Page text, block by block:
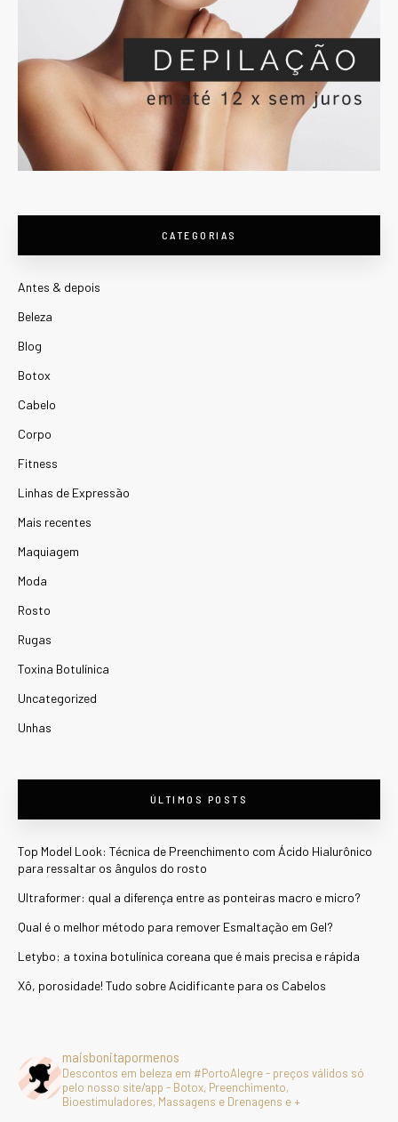
CATEGORIAS
Antes & depois
Beleza
Blog
Botox
Cabelo
Corpo
Fitness
Linhas de Expressão
Mais recentes
Maquiagem
Moda
Rosto
Rugas
Toxina Botulínica
Uncategorized
Unhas
ÚLTIMOS POSTS
Top Model Look: Técnica de Preenchimento com Ácido Hialurônico
para ressaltar os ângulos do rosto
Ultraformer: qual a diferença entre as ponteiras macro e micro?
Qual é o melhor método para remover Esmaltação em Gel?
Letybo: a toxina botulínica coreana que é mais precisa e rápida
Xô, porosidade! Tudo sobre Acidificante para os Cabelos
maisbonitapormenos
Descontos em beleza em #PortoAlegre - preços válidos só
pelo nosso site/app - Botox, Preenchimento,
Bioestimuladores, Massagens e Drenagens e +